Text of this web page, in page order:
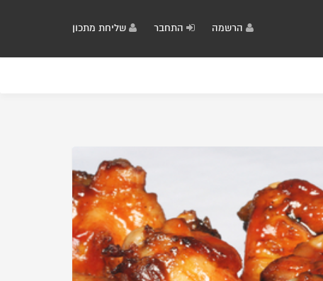
הרשמה התחבר שליחת מתכון